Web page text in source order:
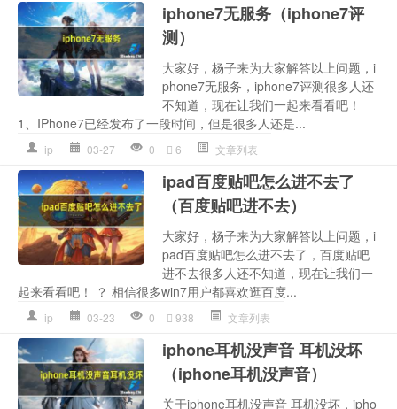
iphone7无服务（iphone7评
测）
大家好，杨子来为大家解答以上问题，i
phone7无服务，iphone7评测很多人还
不知道，现在让我们一起来看看吧！
1、IPhone7已经发布了一段时间，但是很多人还是...
ip 03-27 0 6 文章列表
ipad百度贴吧怎么进不去了
（百度贴吧进不去）
大家好，杨子来为大家解答以上问题，i
pad百度贴吧怎么进不去了，百度贴吧
进不去很多人还不知道，现在让我们一
起来看看吧！ ？ 相信很多win7用户都喜欢逛百度...
ip 03-23 0 938 文章列表
iphone耳机没声音 耳机没坏
（iphone耳机没声音）
关于iphone耳机没声音 耳机没坏，ipho